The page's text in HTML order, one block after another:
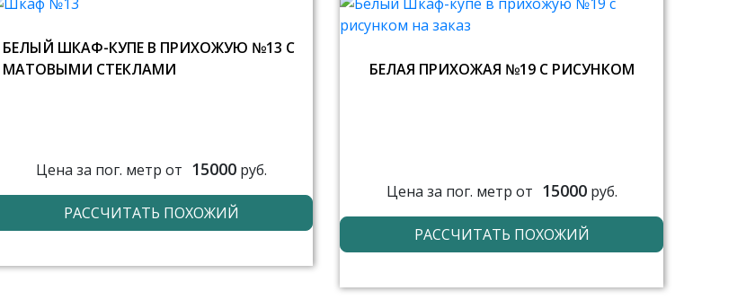
БЕЛЫЙ ШКАФ-КУПЕ В ПРИХОЖУЮ №13 С
МАТОВЫМИ СТЕКЛАМИ
Цена за пог. метр от 15000руб.
РАССЧИТАТЬ ПОХОЖИЙ
БЕЛАЯ ПРИХОЖАЯ №19 С РИСУНКОМ
Цена за пог. метр от 15000руб.
РАССЧИТАТЬ ПОХОЖИЙ